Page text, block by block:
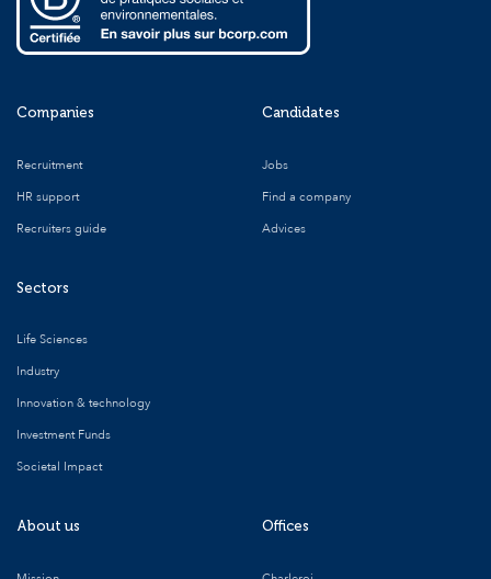
Companies
Recruitment
HR support
Recruiters guide
Sectors
Life Sciences
Industry
Innovation & technology
Investment Funds
Societal Impact
Candidates
Jobs
Find a company
Advices
About us Offices